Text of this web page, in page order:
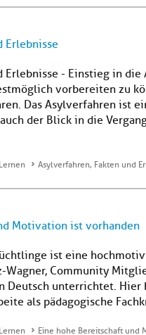
Erlebnisse
Erlebnisse - Einstieg in
vorbereiten zu
Das Asylverfahren ist
der Blick in die
Asylverfahren, Fakten und
Motivation ist vorhanden
ist eine
Wagner, Community
Deutsch unterrichtet.
als pädagogische
Eine hohe Bereitschaft und